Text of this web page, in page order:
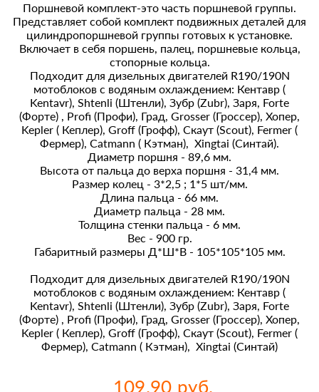
Поршневой комплект-это часть поршневой группы.
Представляет собой комплект подвижных деталей для
цилиндропоршневой группы готовых к установке.
Включает в себя поршень, палец, поршневые кольца,
стопорные кольца.
Подходит для дизельных двигателей R190/190N
мотоблоков с водяным охлаждением: Кентавр (
Kentavr), Shtenli (Штенли), Зубр (Zubr), Заря, Forte
(Форте) , Profi (Профи), Град, Grosser (Гроссер), Хопер,
Kepler ( Кеплер), Groff (Грофф), Скаут (Scout), Fermer (
Фермер), Catmann ( Кэтман), Xingtai (Синтай).
Диаметр поршня - 89,6 мм.
Высота от пальца до верха поршня - 31,4 мм.
Размер колец - 3*2,5 ; 1*5 шт/мм.
Длина пальца - 66 мм.
Диаметр пальца - 28 мм.
Толщина стенки пальца - 6 мм.
Вес - 900 гр.
Габаритный размеры Д*Ш*В - 105*105*105 мм.
Подходит для дизельных двигателей R190/190N
мотоблоков с водяным охлаждением: Кентавр (
Kentavr), Shtenli (Штенли), Зубр (Zubr), Заря, Forte
(Форте) , Profi (Профи), Град, Grosser (Гроссер), Хопер,
Kepler ( Кеплер), Groff (Грофф), Скаут (Scout), Fermer (
Фермер), Catmann ( Кэтман), Xingtai (Синтай)
109.90 руб.